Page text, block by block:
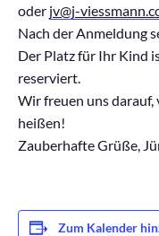
oder jv@j-
Nach der Anmeldung
Der Platz für Ihr Kind
reserviert.
Wir freuen uns
heißen!
Zauberhafte Grüße,
Zum Kalender